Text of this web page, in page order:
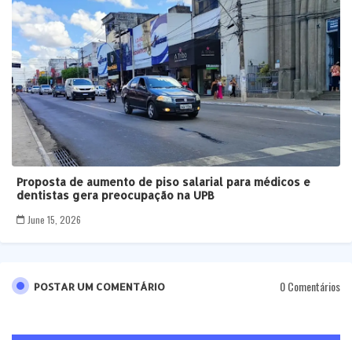
Proposta de aumento de piso salarial para médicos e
dentistas gera preocupação na UPB
June 15, 2026
POSTAR UM COMENTÁRIO 0 Comentários